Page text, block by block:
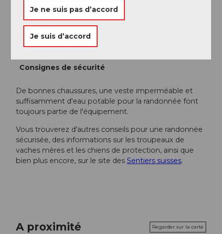
Conseil de l'auteur
Vue sur la gorge profonde du Rümlig.
Consignes de sécurité
De bonnes chaussures, une veste imperméable et
suffisamment d'eau potable pour la randonnée font
toujours partie de l'équipement.
Vous trouverez d'autres conseils pour une randonnée
sécurisée, des informations sur les troupeaux de
vaches mères et les chiens de protection, ainsi que
bien plus encore, sur le site des Sentiers suisses.
A proximité Regarder sur la carte
Je ne suis pas d’accord
Je suis d’accord